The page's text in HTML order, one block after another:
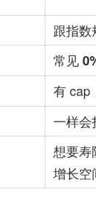
跟指数
常见
有 cap
一样会
想要寿
增长空